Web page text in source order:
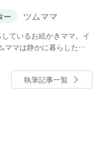
ー ツムママ
ているお絵かきママ。イ
ママは静かに暮らした
執筆記事一覧